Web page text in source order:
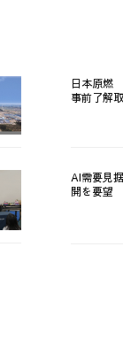
日本原燃
事前了解
AI需要見
開を要望